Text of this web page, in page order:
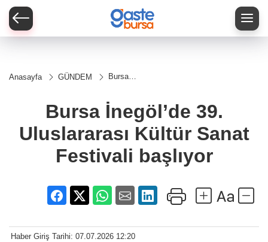
Anasayfa GÜNDEM
Bursa
Uluslararası
Kültür
Festivali
başlıyor
Bursa İnegöl’de 39.
Uluslararası Kültür Sanat
Festivali başlıyor
Haber Giriş Tarihi: 07.07.2026 12:20